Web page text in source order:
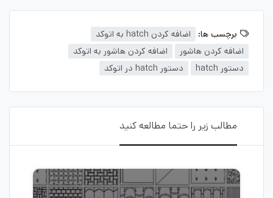
برچسب ها:
اضافه کردن hatch به اتوکد
اضافه کردن هاشور
اضافه کردن هاشور به اتوکد
دستور hatch
دستور hatch در اتوکد
مطالب زیر را حتما مطالعه کنید